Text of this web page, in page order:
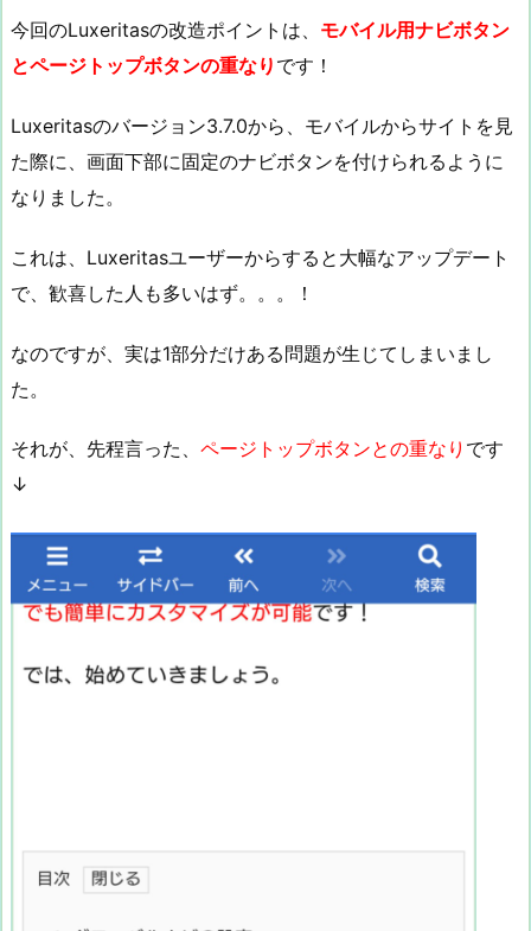
今回のLuxeritasの改造ポイントは、 モバイル用ナビボタン
とページトップボタンの重なり です！
Luxeritasのバージョン3.7.0から、モバイルからサイトを見
た際に、 画面下部に固定のナビボタンを付けられるように
なりました。
これは、Luxeritasユーザーからすると大幅なアップデート
で、歓喜した人も多いはず。。。！
なのですが、実は1部分だけある問題が生じてしまいまし
た。
それが、先程言った、 ページトップボタンとの重なり です
↓